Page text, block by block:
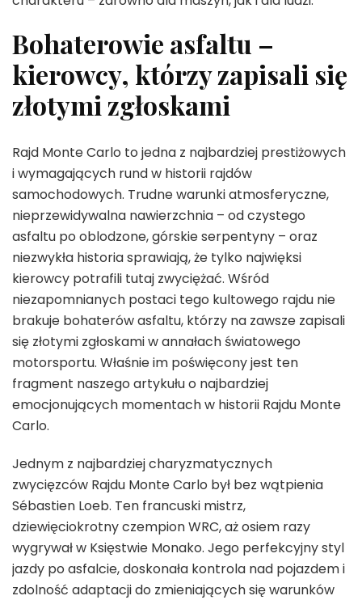
Bohaterowie asfaltu –
kierowcy, którzy zapisali się
złotymi zgłoskami
Rajd Monte Carlo to jedna z najbardziej prestiżowych
i wymagających rund w historii rajdów
samochodowych. Trudne warunki atmosferyczne,
nieprzewidywalna nawierzchnia – od czystego
asfaltu po oblodzone, górskie serpentyny – oraz
niezwykła historia sprawiają, że tylko najwięksi
kierowcy potrafili tutaj zwyciężać. Wśród
niezapomnianych postaci tego kultowego rajdu nie
brakuje bohaterów asfaltu, którzy na zawsze zapisali
się złotymi zgłoskami w annałach światowego
motorsportu. Właśnie im poświęcony jest ten
fragment naszego artykułu o najbardziej
emocjonujących momentach w historii Rajdu Monte
Carlo.
Jednym z najbardziej charyzmatycznych
zwycięzców Rajdu Monte Carlo był bez wątpienia
Sébastien Loeb. Ten francuski mistrz,
dziewięciokrotny czempion WRC, aż osiem razy
wygrywał w Księstwie Monako. Jego perfekcyjny styl
jazdy po asfalcie, doskonała kontrola nad pojazdem i
zdolność adaptacji do zmieniających się warunków